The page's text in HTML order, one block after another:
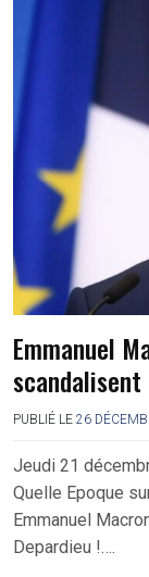
Emmanuel
scandalisent
PUBLIÉ LE 26
Jeudi 21
Quelle Epoque
Emmanuel
Depardieu !….